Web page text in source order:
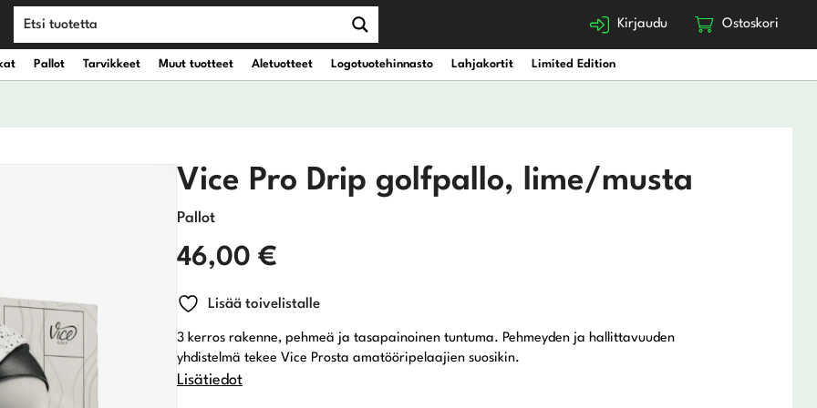
Kirjaudu Ostoskori
Rautamailat
Pallot Tarvikkeet Muut tuotteet Aletuotteet Logotuotehinnasto Lahjakortit Limited Edition
Vice Pro Drip golfpallo, lime/musta
Pallot
46,00 €
Lisää toivelistalle
3 kerros rakenne, pehmeä ja tasapainoinen tuntuma. Pehmeyden ja hallittavuuden
yhdistelmä tekee Vice Prosta amatööripelaajien suosikin.
Lisätiedot